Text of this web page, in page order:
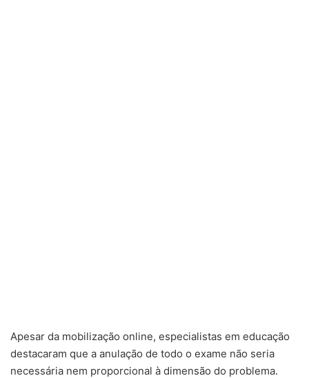
Apesar da mobilização online, especialistas em educação
destacaram que a anulação de todo o exame não seria
necessária nem proporcional à dimensão do problema.